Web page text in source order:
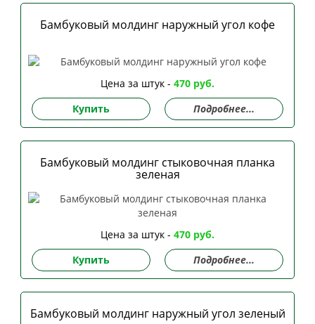
Бамбуковый молдинг наружный угол кофе
Цена за штук - 470 руб.
Купить
Подробнее...
Бамбуковый молдинг стыковочная планка
зеленая
Цена за штук - 470 руб.
Купить
Подробнее...
Бамбуковый молдинг наружный угол зеленый